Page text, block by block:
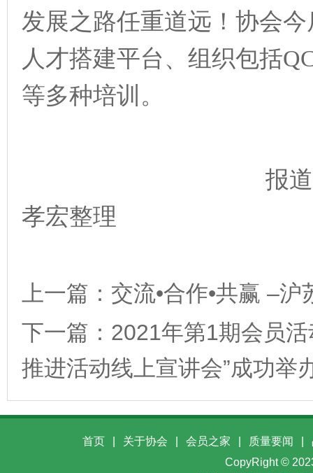
发展之路任重道远！协会
人才搭建平台、组织包括Q
等多种培训。
报道由苏
孝宏整理
上一篇： 交流•合作•共赢 –
下一篇： 2021年第1期会员
推进活动线上宣讲会”成功举
首页 关于协会 会员之家 质量要闻
CopyRight ©